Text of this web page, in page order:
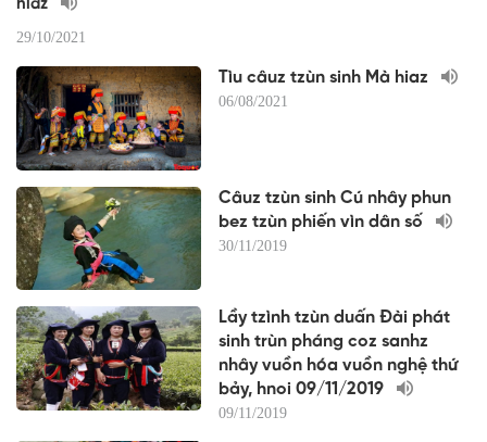
hiaz
29/10/2021
Tìu câuz tzùn sinh Mà hiaz
06/08/2021
Câuz tzùn sinh Cú nhây phun
bez tzùn phiến vìn dân số
30/11/2019
Lầy tzình tzùn duấn Đài phát
sinh trùn pháng coz sanhz
nhây vuồn hóa vuồn nghệ thứ
bảy, hnoi 09/11/2019
09/11/2019